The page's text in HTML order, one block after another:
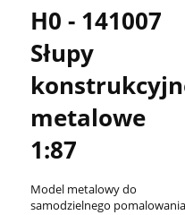
H0 - 141007
Słupy
metalowe
1:87
Model metalowy do
samodzielnego